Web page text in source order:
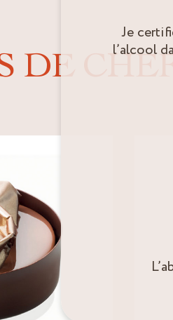
DE
Je
l’alcool